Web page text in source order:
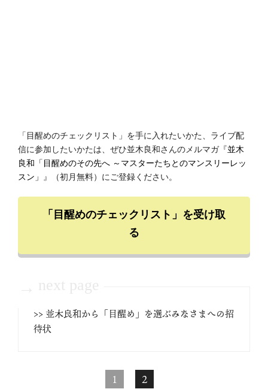
「目醒めのチェックリスト」を手に入れたいかた、ライブ配
信に参加したいかたは、ぜひ並木良和さんのメルマガ『並木
良和「目醒めのその先へ ～マスターたちとのマンスリーレッ
スン」 』（初月無料）にご登録ください。
「目醒めのチェックリスト」を受け取
る
>> 並木良和から「目醒め」を選ぶみなさまへの招
待状
1 2